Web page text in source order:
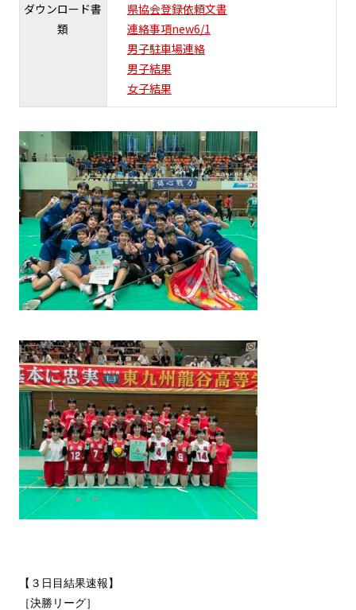
ダウンロード書
類
県協会登録依頼文書
連絡事項new6/1
男子駐車場連絡
男子結果
女子結果
【３日目結果速報】
［決勝リーグ］